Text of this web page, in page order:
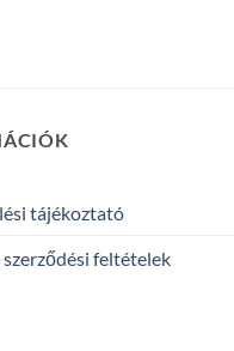
tájékoztató
feltételek